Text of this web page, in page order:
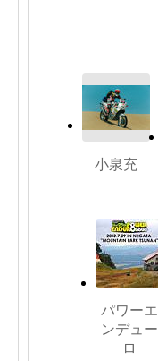
小泉充
パワーエ
ンデュー
ロ